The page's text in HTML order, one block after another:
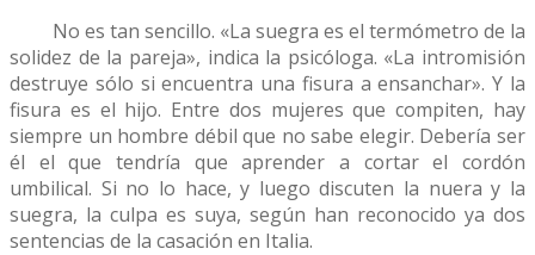
No es tan sencillo. «La suegra es el termómetro de la
solidez de la pareja», indica la psicóloga. «La intromisión
destruye sólo si encuentra una fisura a ensanchar». Y la
fisura es el hijo. Entre dos mujeres que compiten, hay
siempre un hombre débil que no sabe elegir. Debería ser
él el que tendría que aprender a cortar el cordón
umbilical. Si no lo hace, y luego discuten la nuera y la
suegra, la culpa es suya, según han reconocido ya dos
sentencias de la casación en Italia.